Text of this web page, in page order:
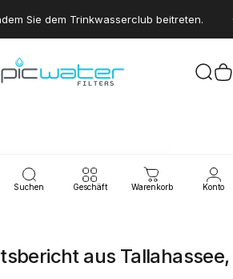
Sie dem Trinkwasserclub beitreten.
Water Filters USA
Suchen Geschäft Warenkorb Konto
aus Tallahassee,